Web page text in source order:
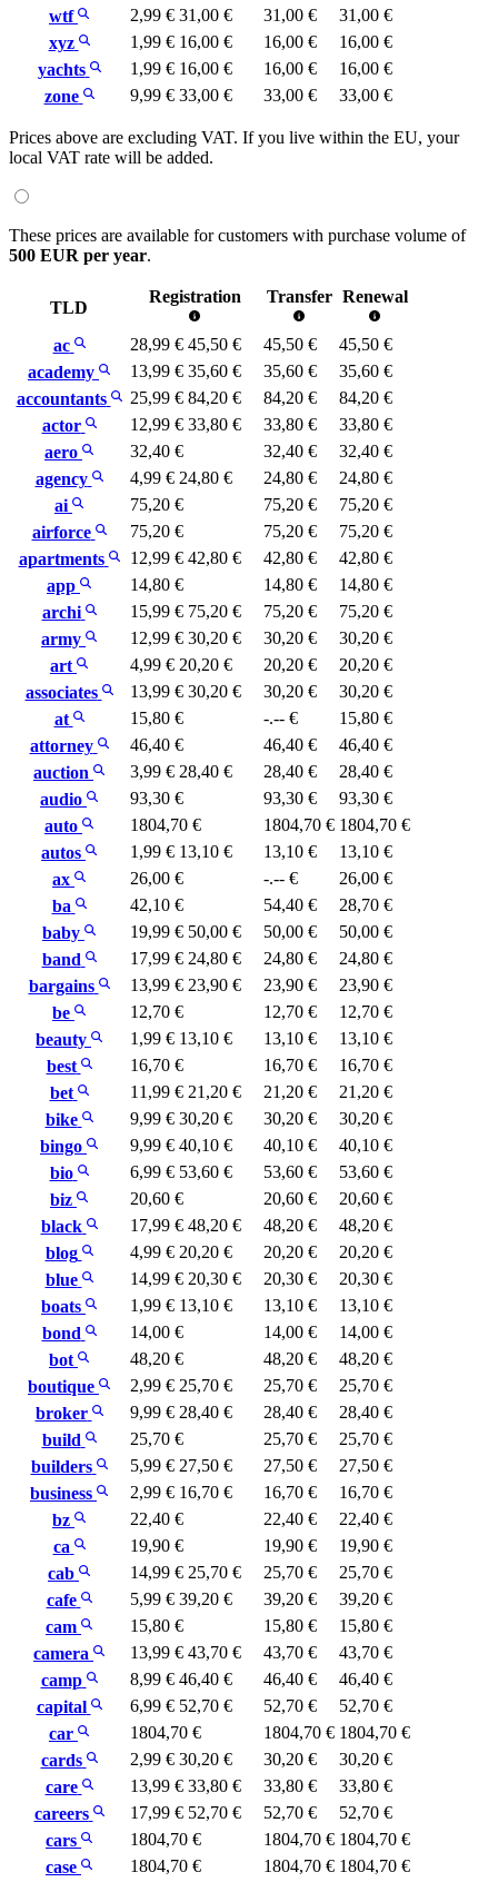
wtf
2,99 € 31,00 € 31,00 €
31,00 €
xyz
1,99 € 16,00 € 16,00 €
16,00 €
yachts
1,99 € 16,00 € 16,00 €
16,00 €
zone
9,99 € 33,00 € 33,00 € 33,00 €
Prices above are excluding VAT. If you live within the EU, your
local VAT rate will be added.
These prices are available for customers with purchase volume of
500 EUR per year.
TLD
Registration Transfer Renewal
ac 28,99 € 45,50 € 45,50 €
45,50 €
academy
13,99 € 35,60 € 35,60 €
35,60 €
accountants
25,99 € 84,20 € 84,20 €
84,20 €
actor
12,99 € 33,80 € 33,80 €
33,80 €
aero
32,40 € 32,40 €
32,40 €
agency
4,99 € 24,80 € 24,80 €
24,80 €
ai
75,20 € 75,20 €
75,20 €
airforce
75,20 € 75,20 €
75,20 €
apartments
12,99 € 42,80 € 42,80 €
42,80 €
app
14,80 € 14,80 €
14,80 €
archi
15,99 € 75,20 € 75,20 €
75,20 €
army
12,99 € 30,20 € 30,20 €
30,20 €
art
4,99 € 20,20 € 20,20 €
20,20 €
associates
13,99 € 30,20 € 30,20 €
30,20 €
at
15,80 € -.-- €
15,80 €
attorney
46,40 € 46,40 €
46,40 €
auction
3,99 € 28,40 € 28,40 €
28,40 €
audio
93,30 € 93,30 €
93,30 €
auto
1804,70 € 1804,70 € 1804,70 €
autos
1,99 € 13,10 € 13,10 €
13,10 €
ax
26,00 € -.-- €
26,00 €
ba
42,10 € 54,40 €
28,70 €
baby
19,99 € 50,00 € 50,00 €
50,00 €
band
17,99 € 24,80 € 24,80 €
24,80 €
bargains
13,99 € 23,90 € 23,90 €
23,90 €
be
12,70 € 12,70 €
12,70 €
beauty
1,99 € 13,10 € 13,10 €
13,10 €
best
16,70 € 16,70 €
16,70 €
bet
11,99 € 21,20 € 21,20 €
21,20 €
bike
9,99 € 30,20 € 30,20 €
30,20 €
bingo
9,99 € 40,10 € 40,10 €
40,10 €
bio
6,99 € 53,60 € 53,60 €
53,60 €
biz
20,60 € 20,60 €
20,60 €
black
17,99 € 48,20 € 48,20 €
48,20 €
blog
4,99 € 20,20 € 20,20 €
20,20 €
blue
14,99 € 20,30 € 20,30 €
20,30 €
boats
1,99 € 13,10 € 13,10 €
13,10 €
bond
14,00 € 14,00 €
14,00 €
bot
48,20 € 48,20 €
48,20 €
boutique
2,99 € 25,70 € 25,70 €
25,70 €
broker
9,99 € 28,40 € 28,40 €
28,40 €
build
25,70 € 25,70 €
25,70 €
builders
5,99 € 27,50 € 27,50 €
27,50 €
business
2,99 € 16,70 € 16,70 €
16,70 €
bz
22,40 € 22,40 €
22,40 €
ca
19,90 € 19,90 €
19,90 €
cab
14,99 € 25,70 € 25,70 €
25,70 €
cafe
5,99 € 39,20 € 39,20 €
39,20 €
cam
15,80 € 15,80 €
15,80 €
camera
13,99 € 43,70 € 43,70 €
43,70 €
camp
8,99 € 46,40 € 46,40 €
46,40 €
capital
6,99 € 52,70 € 52,70 €
52,70 €
car
1804,70 € 1804,70 € 1804,70 €
cards
2,99 € 30,20 € 30,20 €
30,20 €
care
13,99 € 33,80 € 33,80 €
33,80 €
careers
17,99 € 52,70 € 52,70 €
52,70 €
cars
1804,70 € 1804,70 € 1804,70 €
case
1804,70 € 1804,70 € 1804,70 €